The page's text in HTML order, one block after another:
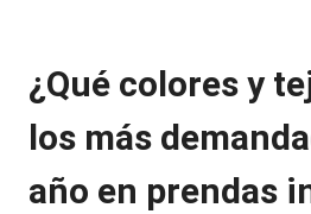
¿Qué colores y
los más
año en prendas